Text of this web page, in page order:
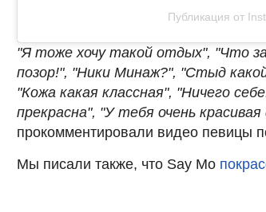
Публикация от
"Я тоже хочу такой отдых", "Что
позор!", "Ники Минаж?", "Стыд
"Кожа какая классная", "Ничего
прекрасна", "У тебя очень
прокомментировали видео певицы
Мы писали также, что Say Mo